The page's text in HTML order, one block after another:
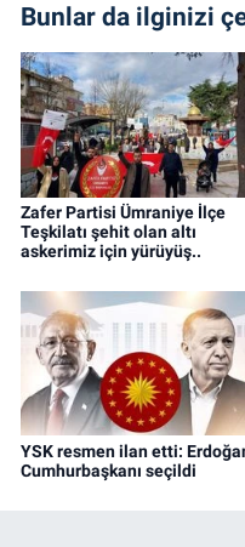
Bunlar da ilginizi
Zafer Partisi Ümraniye İlçe
Teşkilatı şehit olan altı
askerimiz için yürüyüş..
YSK resmen ilan etti:
Cumhurbaşkanı seçildi